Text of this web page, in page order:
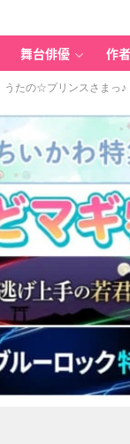
舞台俳優 作
うたの☆プリンスさまっ♪